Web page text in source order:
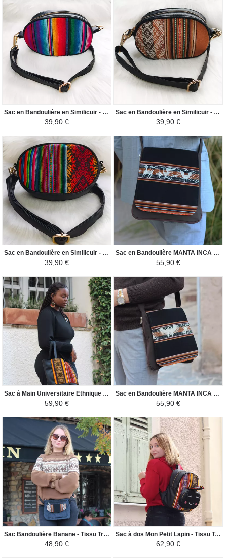
Sac en Bandoulière en Similicuir - Rond - Coloré / Arc-en-ciel
39,90 €
Sac en Bandoulière en Similicuir - Rond - Camel foncé / Crème
39,90 €
Sac en Bandoulière en Similicuir - Rond - Rouge / Coloré
39,90 €
Sac en Bandoulière MANTA INCA - Pour Homme Faune - Noir / Marron
55,90 €
Sac à Main Universitaire Ethnique XL - Tissu Péruvien - Jaune et Rouge Coloré
59,90 €
Sac en Bandoulière MANTA INCA - Pour Homme Oiseaux Nazca - Marron / Noir
55,90 €
Sac Bandoulière Banane - Tissu Traditionnel Péruvien - Jean/Noir
48,90 €
Sac à dos Mon Petit Lapin - Tissu Traditionnel Amazonie Péruvienne - Jaune / Noir
62,90 €